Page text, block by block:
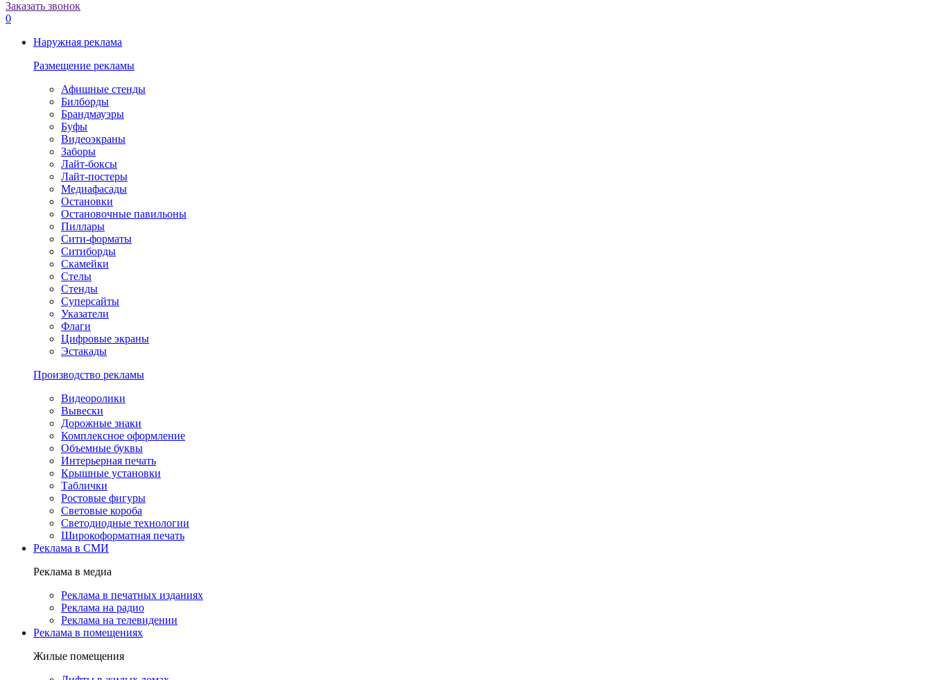
Заказать звонок
0
Наружная реклама
Размещение рекламы
Афишные стенды
Билборды
Брандмауэры
Буфы
Видеоэкраны
Заборы
Лайт-боксы
Лайт-постеры
Медиафасады
Остановки
Остановочные павильоны
Пиллары
Сити-форматы
Ситиборды
Скамейки
Стелы
Стенды
Суперсайты
Указатели
Флаги
Цифровые экраны
Эстакады
Производство рекламы
Видеоролики
Вывески
Дорожные знаки
Комплексное оформление
Объемные буквы
Интерьерная печать
Крышные установки
Таблички
Ростовые фигуры
Световые короба
Светодиодные технологии
Широкоформатная печать
Реклама в СМИ
Реклама в медиа
Реклама в печатных изданиях
Реклама на радио
Реклама на телевидении
Реклама в помещениях
Жилые помещения